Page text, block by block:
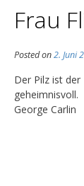
Frau
Posted on2. Juni
Der Pilz ist
geheimnisvoll.
George Carlin